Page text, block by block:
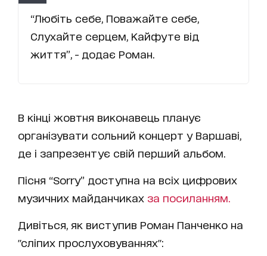
“Любіть себе, Поважайте себе,
Слухайте серцем, Кайфуте від
життя”, - додає Роман.
В кінці жовтня виконавець планує
організувати сольний концерт у Варшаві,
де і запрезентує свій перший альбом.
Пісня “Sorry” доступна на всіх цифрових
музичних майданчиках за посиланням.
Дивіться, як виступив Роман Панченко на
"сліпих прослуховуваннях":